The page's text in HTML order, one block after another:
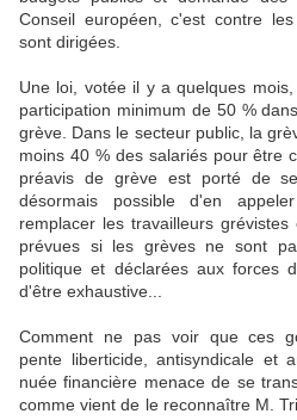
Conseil européen, c'est contre
sont dirigées.
Une loi, votée il y a quelques
participation minimum de 50 %
grève. Dans le secteur public, la
moins 40 % des salariés pour être
préavis de grève est porté de
désormais possible d'en
remplacer les travailleurs
prévues si les grèves ne sont
politique et déclarées aux forces
d'être exhaustive...
Comment ne pas voir que ces
pente liberticide, antisyndicale et
nuée financière menace de se
comme vient de le reconnaître M.